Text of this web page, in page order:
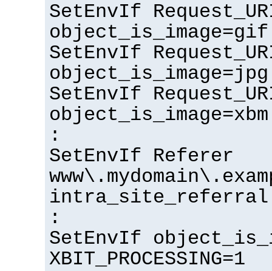
SetEnvIf
object_is_image=gif
SetEnvIf
object_is_image=jpg
SetEnvIf
object_is_image=xbm
:
SetEnvIf Referer
intra_site_referral
:
SetEnvIf
XBIT_PROCESSING=1